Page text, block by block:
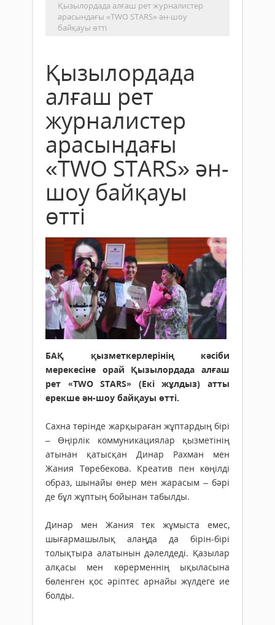
Қызылордада алғаш рет журналистер
арасындағы «TWO STARS» ән-шоу
байқауы өтті
Қызылордада
алғаш рет
журналистер
арасындағы
«TWO STARS» ән-
шоу байқауы
өтті
БАҚ қызметкерлерінің кәсіби
мерекесіне орай Қызылордада алғаш
рет «TWO STARS» (Екі жұлдыз) атты
ерекше ән-шоу байқауы өтті.
Сахна төрінде жарқыраған жұптардың бірі
– Өңірлік коммуникациялар қызметінің
атынан қатысқан Динар Рахман мен
Жания Төребекова. Креатив пен көңілді
образ, шынайы өнер мен жарасым – бәрі
де бұл жұптың бойынан табылды.
Динар мен Жания тек жұмыста емес,
шығармашылық алаңда да бірін-бірі
толықтыра алатынын дәлелдеді. Қазылар
алқасы мен көрерменнің ықыласына
бөленген қос әріптес арнайы жүлдеге ие
болды.